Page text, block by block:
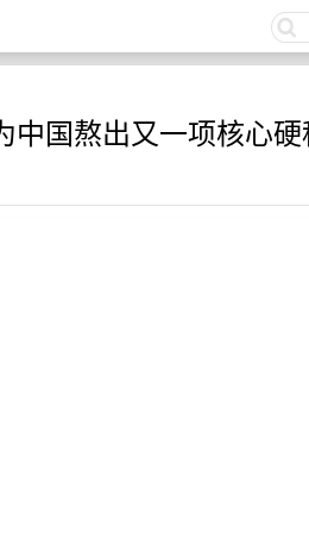
中国熬出又一项核心